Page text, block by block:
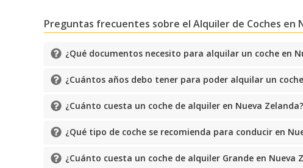
Preguntas frecuentes sobre el Alquiler de Coches en
¿Qué documentos necesito para alquilar un coche en
¿Cuántos años debo tener para poder alquilar un
¿Cuánto cuesta un coche de alquiler en Nueva Zelanda?
¿Qué tipo de coche se recomienda para conducir en
¿Cuánto cuesta un coche de alquiler Grande en Nueva